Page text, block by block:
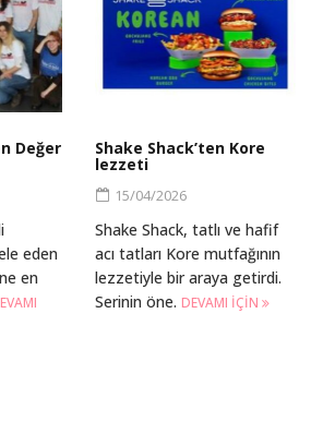
Değer
eden
en
Shake Shack’ten Kore
lezzeti
15/04/2026
Shake Shack, tatlı ve hafif
acı tatları Kore mutfağının
lezzetiyle bir araya getirdi.
Serinin öne. DEVAMI IÇIN